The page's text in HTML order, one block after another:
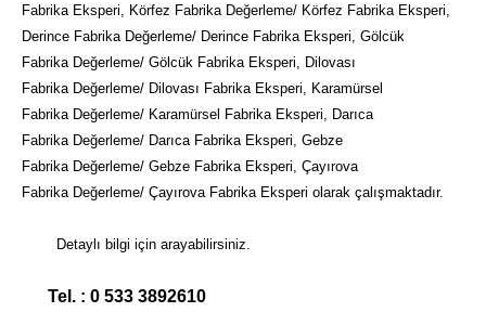
Fabrika Eksperi, Körfez Fabrika Değerleme/ Körfez Fabrika Eksperi,
Derince Fabrika Değerleme/ Derince Fabrika Eksperi, Gölcük
Fabrika Değerleme/ Gölcük Fabrika Eksperi, Dilovası
Fabrika Değerleme/ Dilovası Fabrika Eksperi, Karamürsel
Fabrika Değerleme/ Karamürsel Fabrika Eksperi, Darıca
Fabrika Değerleme/ Darıca Fabrika Eksperi, Gebze
Fabrika Değerleme/ Gebze Fabrika Eksperi, Çayırova
Fabrika Değerleme/ Çayırova Fabrika Eksperi olarak çalışmaktadır.
Detaylı bilgi için arayabilirsiniz.
Tel. : 0 533 3892610